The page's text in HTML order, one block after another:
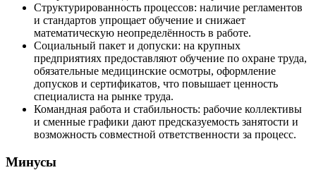
Структурированность процессов: наличие регламентов
и стандартов упрощает обучение и снижает
математическую неопределённость в работе.
Социальный пакет и допуски: на крупных
предприятиях предоставляют обучение по охране труда,
обязательные медицинские осмотры, оформление
допусков и сертификатов, что повышает ценность
специалиста на рынке труда.
Командная работа и стабильность: рабочие коллективы
и сменные графики дают предсказуемость занятости и
возможность совместной ответственности за процесс.
Минусы